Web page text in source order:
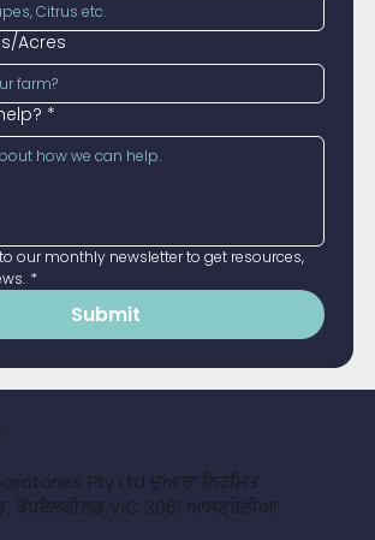
Acres
*
our monthly newsletter to get resources,
*
Submit
Pty Ltd ਦੁਆਰਾ ਨਿਰਮਿਤ
ਕੈਂਪਬੈਲਫੀਲਡ VIC 3061 ਆਸਟ੍ਰੇਲੀਆ